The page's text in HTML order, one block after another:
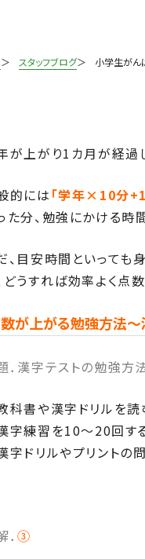
スタッフブログ 小学生がん
が上がり1カ月が経過
的には 「学年×10分
た分、勉強にかける時
、目安時間といっても
どうすれば効率よく点
が上がる勉強方法～
．漢字テストの勉強方
科書や漢字ドリルを読
字練習を10～20回す
ドリルやプリントの
．③